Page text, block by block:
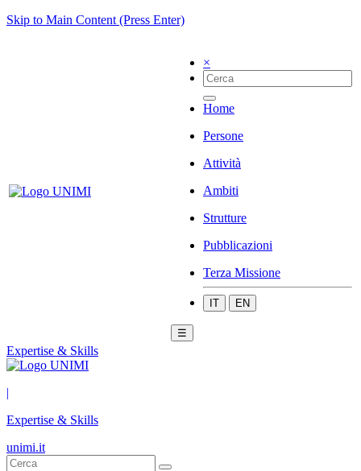
Skip to Main Content (Press Enter)
×
Home
Persone
Attività
Ambiti
Strutture
Pubblicazioni
Terza Missione
IT EN
☰
Expertise & Skills
|
Expertise & Skills
unimi.it